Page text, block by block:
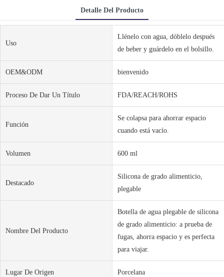
Detalle Del Producto
Uso
Llénelo con agua, dóblelo después
de beber y guárdelo en el bolsillo.
OEM&ODM bienvenido
Proceso De Dar Un Título FDA/REACH/ROHS
Función
Se colapsa para ahorrar espacio
cuando está vacío.
Volumen 600 ml
Destacado
Silicona de grado alimenticio,
plegable
Nombre Del Producto
Botella de agua plegable de silicona
de grado alimenticio: a prueba de
fugas, ahorra espacio y es perfecta
para viajar.
Lugar De Origen Porcelana